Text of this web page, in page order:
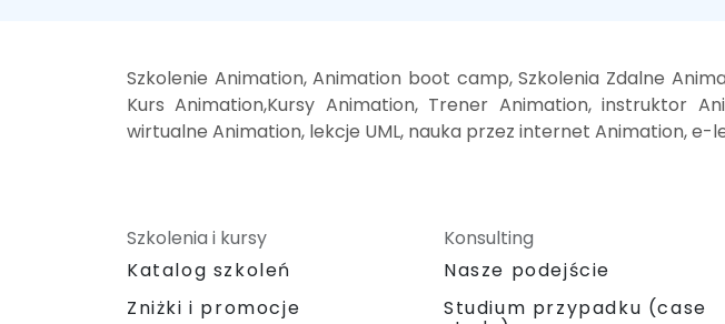
Szkolenie Animation, Animation boot camp, Szkolenia Zdalne
Kurs Animation,Kursy Animation, Trener Animation, instruktor
wirtualne Animation, lekcje UML, nauka przez internet Animation,
Szkolenia i kursy
Katalog szkoleń
Zniżki i promocje
Konsulting
Nasze podejście
Studium przypadku (case